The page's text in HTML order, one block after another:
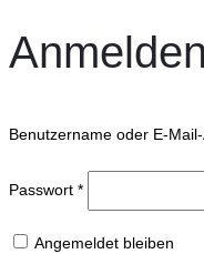
Anmelden
Benutzername oder E-
Passwort *
Angemeldet bleiben